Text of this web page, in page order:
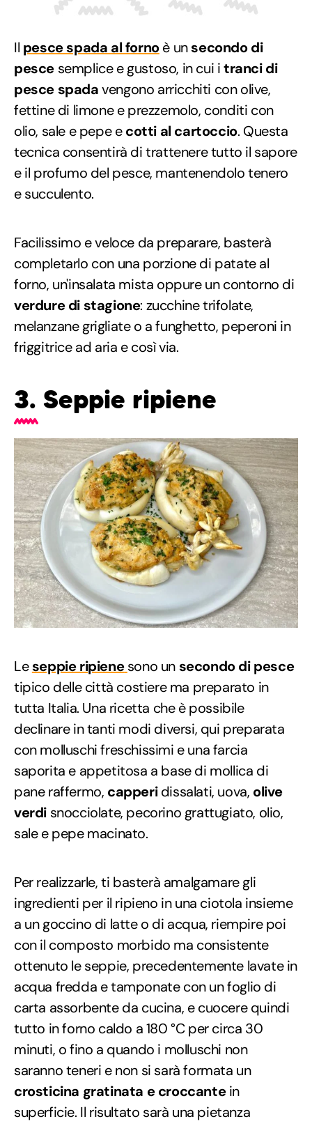
Il pesce spada al fornoè unsecondo di
pesce semplice e gustoso, in cui itranci di
pesce spadavengono arricchiti con olive,
fettine di limone e prezzemolo, conditi con
olio, sale e pepe ecotti al cartoccio. Questa
tecnica consentirà di trattenere tutto il sapore
e il profumo del pesce, mantenendolo tenero
e succulento.
Facilissimo e veloce da preparare, basterà
completarlo con una porzione di patate al
forno, un'insalata mista oppure un contorno di
verdure di stagione: zucchine trifolate,
melanzane grigliate o a funghetto, peperoni in
friggitrice ad aria e così via.
3. Seppie ripiene
Leseppie ripiene sono un secondo di pesce
tipico delle città costiere ma preparato in
tutta Italia. Una ricetta che è possibile
declinare in tanti modi diversi, qui preparata
con molluschi freschissimi e una farcia
saporita e appetitosa a base di mollica di
pane raffermo, capperidissalati, uova, olive
verdi snocciolate, pecorino grattugiato, olio,
sale e pepe macinato.
Per realizzarle, ti basterà amalgamare gli
ingredienti per il ripieno in una ciotola insieme
a un goccino di latte o di acqua, riempire poi
con il composto morbido ma consistente
ottenuto le seppie, precedentemente lavate in
acqua fredda e tamponate con un foglio di
carta assorbente da cucina, e cuocere quindi
tutto in forno caldo a 180 °C per circa 30
minuti, o fino a quando i molluschi non
saranno teneri e non si sarà formata un
crosticina gratinata e croccantein
superficie. Il risultato sarà una pietanza